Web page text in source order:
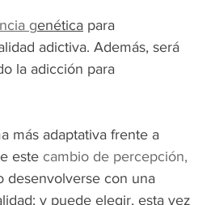
genética para
adictiva. Además, será
la adicción para
más adaptativa frente a
este cambio de percepción,
desenvolverse con una
y puede elegir, esta vez